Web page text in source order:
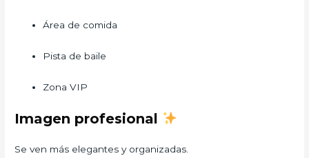
Área de comida
Pista de baile
Zona VIP
Imagen profesional
Se ven más elegantes y organizadas.